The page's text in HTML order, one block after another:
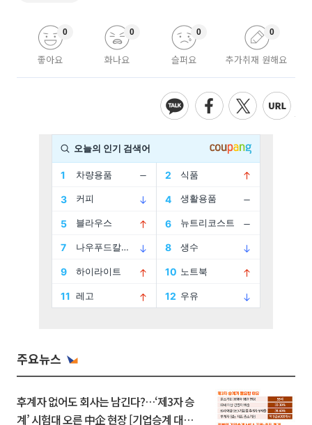
좋아요
0
화나요
0
슬퍼요
0
추가취재 원해요
0
주요뉴스
후계자 없어도 회사는 남긴다?…‘제3자 승
계’ 시험대 오른 中企 현장 [기업승계 대전